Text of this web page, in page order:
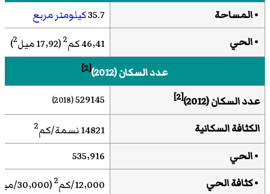
• المساحة 35.7كيلومتر مربع
• الحي
46٫41 كم 2(17٫92 ميل 2
)
عدد السكان (2012)
[2]
عدد السكان(2012)
[2]
529145
(2018)
الكثافة السكانية 14821 نسمة/كم 2
• الحي
535٬916
• كثافة الحي
12٬000/كم 2(30٬000/ميل